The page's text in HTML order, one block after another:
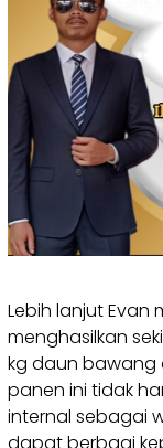
Lebih lanjut Evan
menghasilkan
kg daun bawang
panen ini tidak
internal sebagai